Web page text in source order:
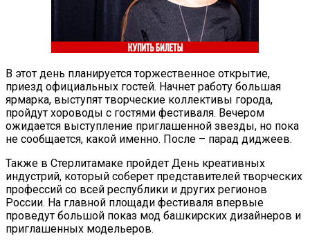
В этот день планируется торжественное открытие,
приезд официальных гостей. Начнет работу большая
ярмарка, выступят творческие коллективы города,
пройдут хороводы с гостями фестиваля. Вечером
ожидается выступление приглашенной звезды, но пока
не сообщается, какой именно. После – парад диджеев.
Также в Стерлитамаке пройдет День креативных
индустрий, который соберет представителей творческих
профессий со всей республики и других регионов
России. На главной площади фестиваля впервые
проведут большой показ мод башкирских дизайнеров и
приглашенных модельеров.